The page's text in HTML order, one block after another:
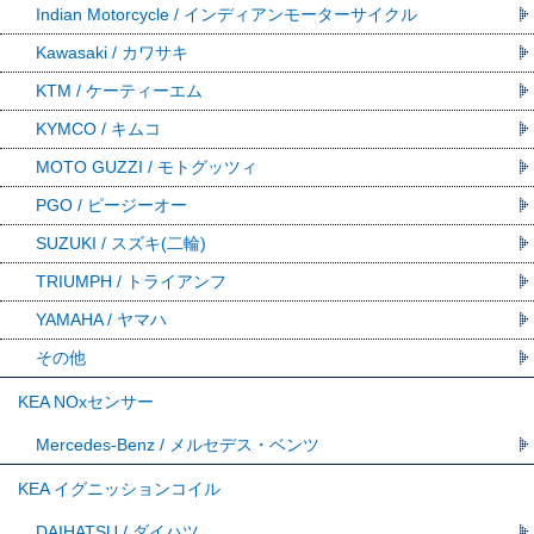
Indian Motorcycle / インディアンモーターサイクル
Kawasaki / カワサキ
KTM / ケーティーエム
KYMCO / キムコ
MOTO GUZZI / モトグッツィ
PGO / ピージーオー
SUZUKI / スズキ(二輪)
TRIUMPH / トライアンフ
YAMAHA / ヤマハ
その他
KEA NOxセンサー
Mercedes-Benz / メルセデス・ベンツ
KEA イグニッションコイル